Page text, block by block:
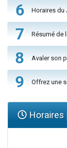
6 Horaires du
7 Résumé de
8 Avaler son
9 Offrez une
Horaires